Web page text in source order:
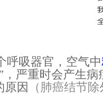
呼吸器官，空气中
，严重时会产生病
原因 （肺癌结节除